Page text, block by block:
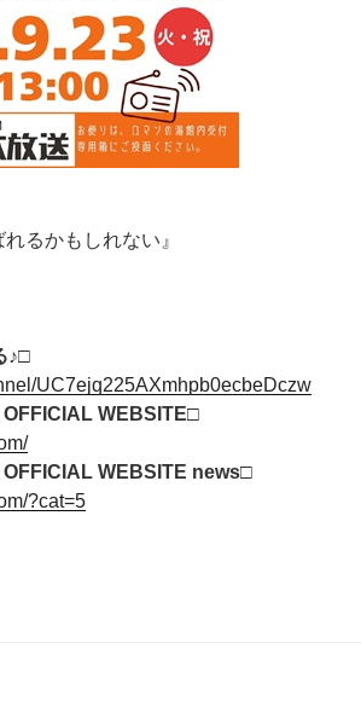
るかもしれない』
♪□
UC7ejq225AXmhpb0ecbeDczw
WEBSITE□
WEBSITE news□
?cat=5